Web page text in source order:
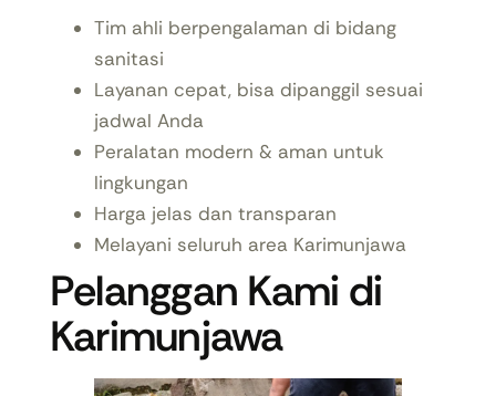
Tim ahli berpengalaman di bidang
sanitasi
Layanan cepat, bisa dipanggil sesuai
jadwal Anda
Peralatan modern & aman untuk
lingkungan
Harga jelas dan transparan
Melayani seluruh area Karimunjawa
Pelanggan Kami di
Karimunjawa